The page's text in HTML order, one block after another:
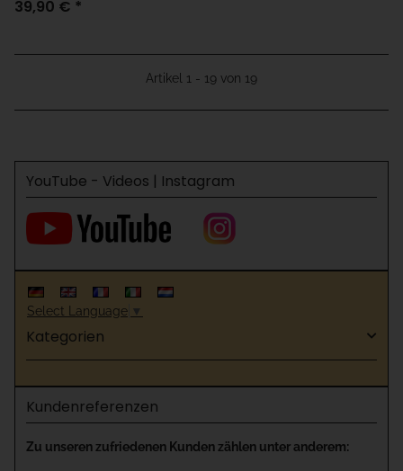
39,90 € *
Artikel 1 - 19 von 19
YouTube - Videos | Instagram
Select Language ▼
Kategorien
Kundenreferenzen
Zu unseren zufriedenen Kunden zählen unter anderem: